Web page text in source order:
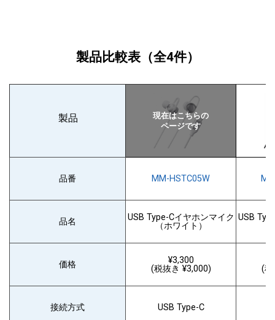
クリアな高音質を楽しめるアルミ製
製品比較表（全4件）
製品
品番
品名
価格
接続方式
MM-HSTC05W
USB Type-Cイヤホンマイク
（ホワイト）
¥3,300
(税抜き ¥3,000)
USB Type-C
USB
(税